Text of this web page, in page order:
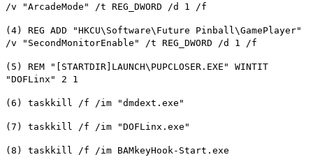
/v "ArcadeMode" /t REG_DWORD /d 1 /f
(4) REG ADD "HKCU\Software\Future Pinball\GamePlayer"
/v "SecondMonitorEnable" /t REG_DWORD /d 1 /f
(5) REM "[STARTDIR]LAUNCH\PUPCLOSER.EXE" WINTIT
"DOFLinx" 2 1
(6) taskkill /f /im "dmdext.exe"
(7) taskkill /f /im "DOFLinx.exe"
(8) taskkill /f /im BAMkeyHook-Start.exe